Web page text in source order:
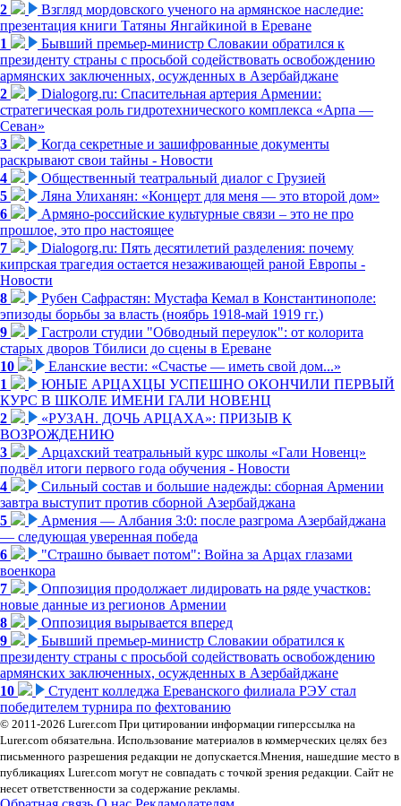
2
Взгляд мордовского ученого на армянское наследие:
презентация книги Татяны Янгайкиной в Ереване
1
Бывший премьер-министр Словакии обратился к
президенту страны с просьбой содействовать освобождению
армянских заключенных, осужденных в Азербайджане
2
Dialogorg.ru: Спасительная артерия Армении:
стратегическая роль гидротехнического комплекса «Арпа —
Севан»
3
Когда секретные и зашифрованные документы
раскрывают свои тайны - Новости
4
Общественный театральный диалог с Грузией
5
Ляна Улиханян: «Концерт для меня — это второй дом»
6
Армяно-российские культурные связи – это не про
прошлое, это про настоящее
7
Dialogorg.ru: Пять десятилетий разделения: почему
кипрская трагедия остается незаживающей раной Европы -
Новости
8
Рубен Сафрастян: Мустафа Кемал в Константинополе:
эпизоды борьбы за власть (ноябрь 1918-май 1919 гг.)
9
Гастроли студии "Обводный переулок": от колорита
старых дворов Тбилиси до сцены в Ереване
10
Еланские вести: «Счастье — иметь свой дом...»
1
ЮНЫЕ АРЦАХЦЫ УСПЕШНО ОКОНЧИЛИ ПЕРВЫЙ
КУРС В ШКОЛЕ ИМЕНИ ГАЛИ НОВЕНЦ
2
«РУЗАН. ДОЧЬ АРЦАХА»: ПРИЗЫВ К
ВОЗРОЖДЕНИЮ
3
Арцахский театральный курс школы «Гали Новенц»
подвёл итоги первого года обучения - Новости
4
Сильный состав и большие надежды: сборная Армении
завтра выступит против сборной Азербайджана
5
Армения — Албания 3:0: после разгрома Азербайджана
— следующая уверенная победа
6
"Страшно бывает потом": Война за Арцах глазами
военкора
7
Оппозиция продолжает лидировать на ряде участков:
новые данные из регионов Армении
8
Оппозиция вырывается вперед
9
Бывший премьер-министр Словакии обратился к
президенту страны с просьбой содействовать освобождению
армянских заключенных, осужденных в Азербайджане
10
Студент колледжа Ереванского филиала РЭУ стал
победителем турнира по фехтованию
© 2011-2026 Lurer.com При цитировании информации гиперссылка на
Lurer.com обязательна. Использование материалов в коммерческих целях без
письменного разрешения редакции не допускается.Мнения, нашедшие место в
публикациях Lurer.com могут не совпадать с точкой зрения редакции. Сайт не
несет ответственности за содержание рекламы.